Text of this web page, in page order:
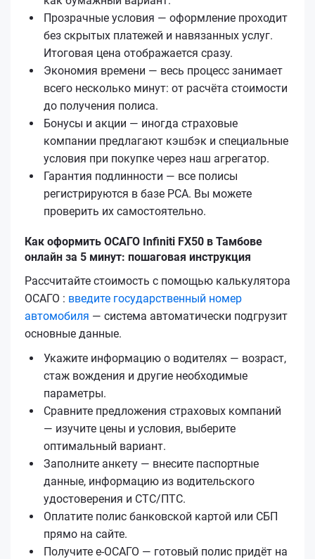
Прозрачные условия — оформление проходит
без скрытых платежей и навязанных услуг.
Итоговая цена отображается сразу.
Экономия времени — весь процесс занимает
всего несколько минут: от расчёта стоимости
до получения полиса.
Бонусы и акции — иногда страховые
компании предлагают кэшбэк и специальные
условия при покупке через наш агрегатор.
Гарантия подлинности — все полисы
регистрируются в базе РСА. Вы можете
проверить их самостоятельно.
Как оформить ОСАГО Infiniti FX50 в Тамбове
онлайн за 5 минут: пошаговая инструкция
Рассчитайте стоимость с помощью калькулятора
ОСАГО : введите государственный номер
автомобиля — система автоматически подгрузит
основные данные.
Укажите информацию о водителях — возраст,
стаж вождения и другие необходимые
параметры.
Сравните предложения страховых компаний
— изучите цены и условия, выберите
оптимальный вариант.
Заполните анкету — внесите паспортные
данные, информацию из водительского
удостоверения и СТС/ПТС.
Оплатите полис банковской картой или СБП
прямо на сайте.
Получите е‑ОСАГО — готовый полис придёт на